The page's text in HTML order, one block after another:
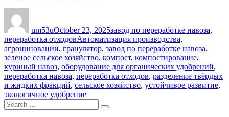
um53uOctober 23, 2025завод по переработке навоза,
переработка отходовTags
Автоматизация производства,
агроинновации, гранулятор, завод по переработке навоза,
зеленое сельское хозяйство, компост, компостирование,
куриный навоз, оборудование для органических удобрений,
переработка навоза, переработка отходов, разделение твёрдых
и жидких фракций, сельское хозяйство, устойчивое развитие,
экологичное удобрение
Search
for:
Search